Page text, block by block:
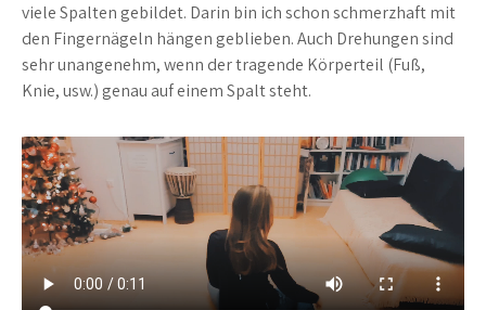
viele Spalten gebildet. Darin bin ich schon schmerzhaft mit
den Fingernägeln hängen geblieben. Auch Drehungen sind
sehr unangenehm, wenn der tragende Körperteil (Fuß,
Knie, usw.) genau auf einem Spalt steht.